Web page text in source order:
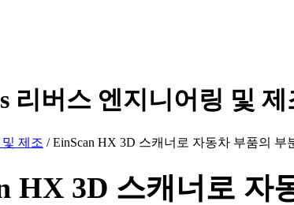
리버스 엔지니어링 및 제
제조 / EinScan HX 3D 스캐너로 자동차 부품의 부
HX 3D 스캐너로 자